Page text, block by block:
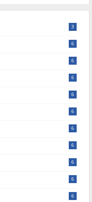
3
6
6
6
6
6
6
6
6
6
6